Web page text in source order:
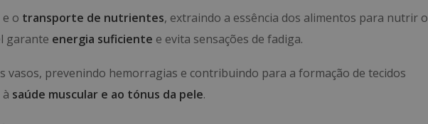
o transporte de nutrientes, extraindo a essência dos alimentos para nutrir o
garante energia suficiente e evita sensações de fadiga.
vasos, prevenindo hemorragias e contribuindo para a formação de tecidos
saúde muscular e ao tónus da pele.